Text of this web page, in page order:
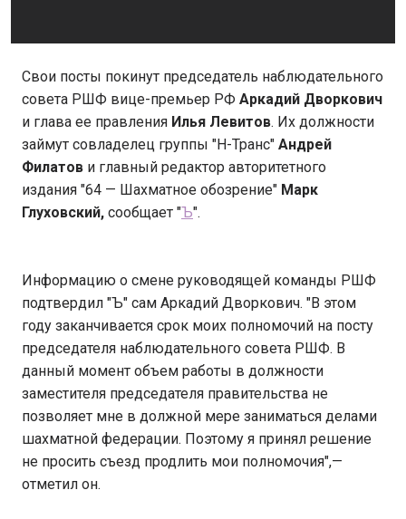
Свои посты покинут председатель наблюдательного
совета РШФ вице-премьер РФ Аркадий Дворкович
и глава ее правления Илья Левитов. Их должности
займут совладелец группы "Н-Транс" Андрей
Филатов и главный редактор авторитетного
издания "64 — Шахматное обозрение" Марк
Глуховский, сообщает "Ъ".
Информацию о смене руководящей команды РШФ
подтвердил "Ъ" сам Аркадий Дворкович. "В этом
году заканчивается срок моих полномочий на посту
председателя наблюдательного совета РШФ. В
данный момент объем работы в должности
заместителя председателя правительства не
позволяет мне в должной мере заниматься делами
шахматной федерации. Поэтому я принял решение
не просить съезд продлить мои полномочия",—
отметил он.